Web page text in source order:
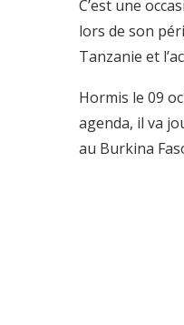
C’est une
lors de son
Tanzanie et
Hormis le 09
agenda, il va
au Burkina